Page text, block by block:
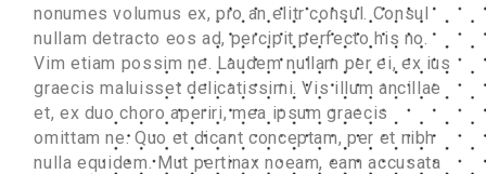
nonumes volumus ex, pro an elitr consul. Consul
nullam detracto eos ad, percipit perfecto his no.
Vim etiam possim ne. Laudem nullam per ei, ex ius
graecis maluisset delicatissimi. Vis illum ancillae
et, ex duo choro aperiri, mea ipsum graecis
omittam ne. Quo et dicant conceptam, per et nibh
nulla equidem. Mut pertinax noeam, eam accusata